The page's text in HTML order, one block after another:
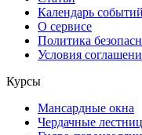
Календарь событий
О сервисе
Политика
Условия
Курсы
Мансардные окна
Чердачные